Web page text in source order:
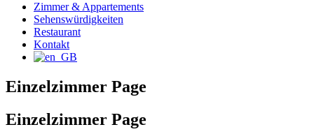
Zimmer & Appartements
Sehenswürdigkeiten
Restaurant
Kontakt
Einzelzimmer Page
Einzelzimmer Page